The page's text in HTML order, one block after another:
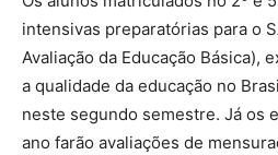
intensivas preparatórias para o
Avaliação da Educação Básica),
a qualidade da educação no
neste segundo semestre. Já os
ano farão avaliações de